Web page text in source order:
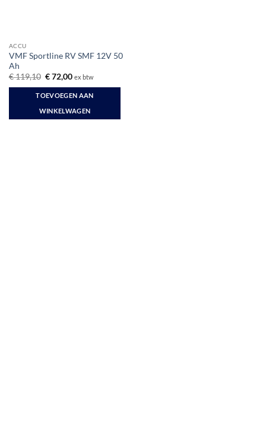
ACCU
VMF Sportline RV SMF 12V 50
Ah
€119,10 Oorspronkelijke
was:
€ 119,10.
€72,00Huidige
is:
€ 72,00.
ex btw
TOEVOEGEN AAN
WINKELWAGEN